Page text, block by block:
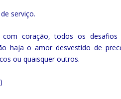
serviço.
coração, todos os desafios
haja o amor desvestido de
ou quaisquer outros.